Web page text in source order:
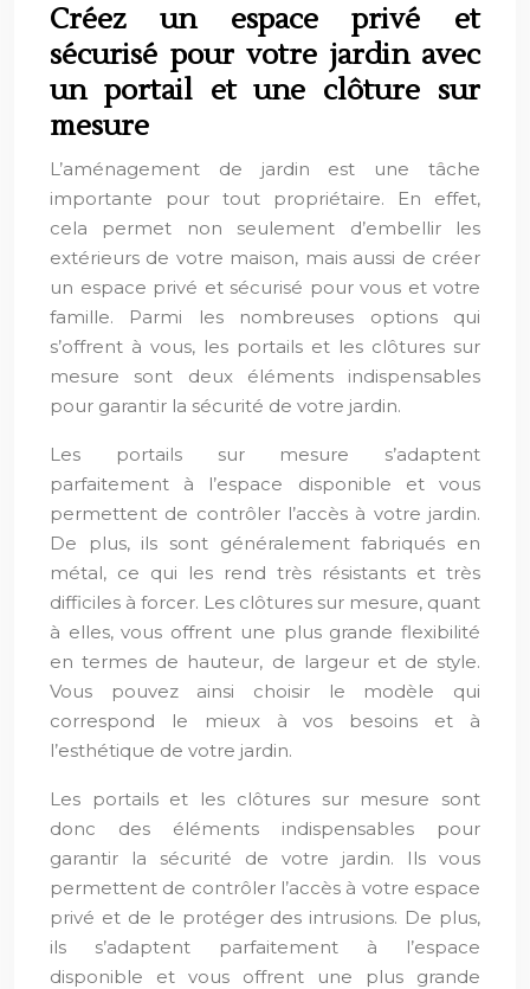
Créez un espace privé et
sécurisé pour votre jardin avec
un portail et une clôture sur
mesure
L’aménagement de jardin est une tâche
importante pour tout propriétaire. En effet,
cela permet non seulement d’embellir les
extérieurs de votre maison, mais aussi de créer
un espace privé et sécurisé pour vous et votre
famille. Parmi les nombreuses options qui
s’offrent à vous, les portails et les clôtures sur
mesure sont deux éléments indispensables
pour garantir la sécurité de votre jardin.
Les portails sur mesure s’adaptent
parfaitement à l’espace disponible et vous
permettent de contrôler l’accès à votre jardin.
De plus, ils sont généralement fabriqués en
métal, ce qui les rend très résistants et très
difficiles à forcer. Les clôtures sur mesure, quant
à elles, vous offrent une plus grande flexibilité
en termes de hauteur, de largeur et de style.
Vous pouvez ainsi choisir le modèle qui
correspond le mieux à vos besoins et à
l’esthétique de votre jardin.
Les portails et les clôtures sur mesure sont
donc des éléments indispensables pour
garantir la sécurité de votre jardin. Ils vous
permettent de contrôler l’accès à votre espace
privé et de le protéger des intrusions. De plus,
ils s’adaptent parfaitement à l’espace
disponible et vous offrent une plus grande